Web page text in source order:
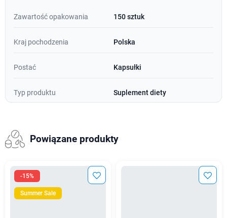
Zawartość opakowania 150 sztuk
Kraj pochodzenia Polska
Postać Kapsułki
Typ produktu Suplement diety
Powiązane produkty
-15%
Summer Sale